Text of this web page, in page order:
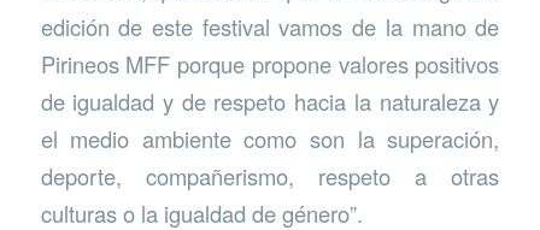
edición de este festival vamos de la mano de
Pirineos MFF porque propone valores positivos
de igualdad y de respeto hacia la naturaleza y
el medio ambiente como son la superación,
deporte, compañerismo, respeto a otras
culturas o la igualdad de género”.